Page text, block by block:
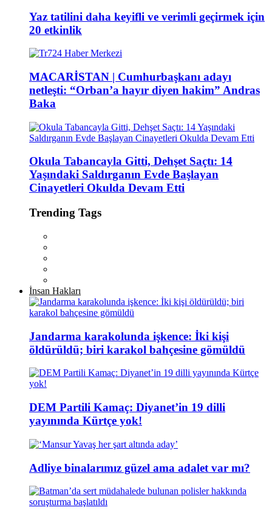
Yaz tatilini daha keyifli ve verimli geçirmek için
20 etkinlik
MACARİSTAN | Cumhurbaşkanı adayı
netleşti: “Orban’a hayır diyen hakim” Andras
Baka
Okula Tabancayla Gitti, Dehşet Saçtı: 14
Yaşındaki Saldırganın Evde Başlayan
Cinayetleri Okulda Devam Etti
Trending Tags
İnsan Hakları
Jandarma karakolunda işkence: İki kişi
öldürüldü; biri karakol bahçesine gömüldü
DEM Partili Kamaç: Diyanet’in 19 dilli
yayınında Kürtçe yok!
Adliye binalarımız güzel ama adalet var mı?